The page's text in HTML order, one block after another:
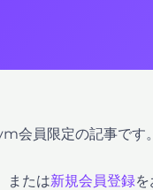
会員限定の記事です。
または新規会員登録を